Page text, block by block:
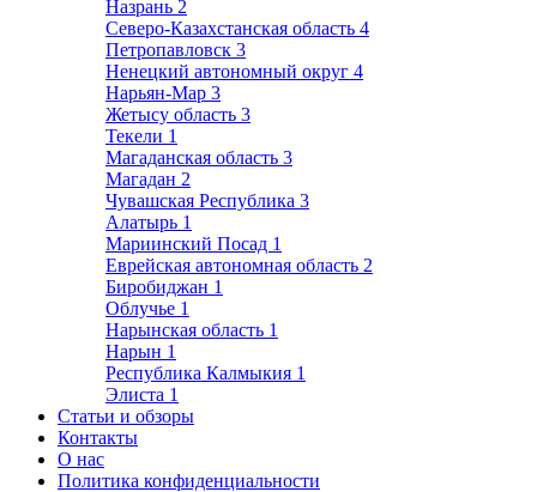
Назрань 2
Северо-Казахстанская область 4
Петропавловск 3
Ненецкий автономный округ 4
Нарьян-Мар 3
Жетысу область 3
Текели 1
Магаданская область 3
Магадан 2
Чувашская Республика 3
Алатырь 1
Мариинский Посад 1
Еврейская автономная область 2
Биробиджан 1
Облучье 1
Нарынская область 1
Нарын 1
Республика Калмыкия 1
Элиста 1
Статьи и обзоры
Контакты
О нас
Политика конфиденциальности